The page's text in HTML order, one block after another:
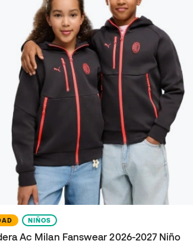
NIÑOS
Ac Milan Fanswear 2026-2027 Niño